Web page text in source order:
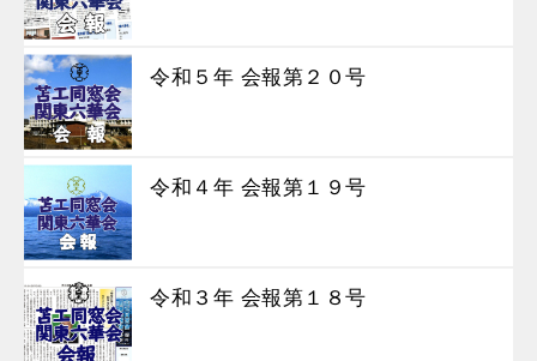
令和５年 会報第２０号
令和４年 会報第１９号
令和３年 会報第１８号